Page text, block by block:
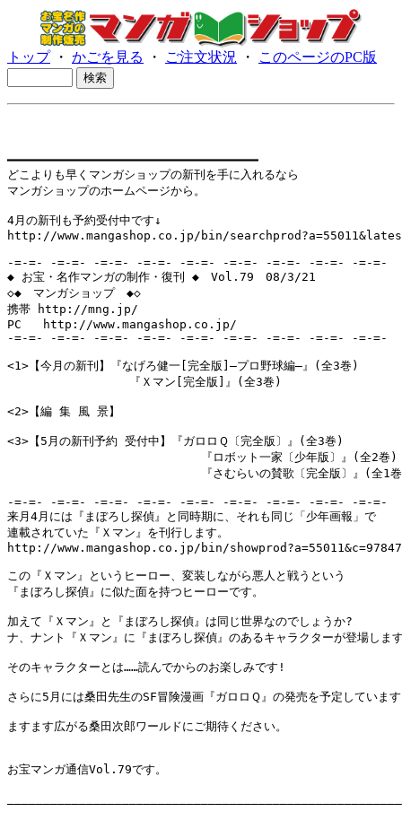
トップ・ かごを見る ・ ご注文状況 ・ このページのPC版
━━━━━━━━━━━━━━━━━━━━━━━━━━━━━━━━━━━
どこよりも早くマンガショップの新刊を手に入れるなら
マンガショップのホームページから。
4月の新刊も予約受付中です↓
http://www.mangashop.co.jp/bin/
-=-=- -=-=- -=-=- -=-=- -=-=- -=-=- -=-=- -=-=- -=-=-
◆ お宝・名作マンガの制作・復刊 ◆　Vol.79　08/3/21
◇◆　マンガショップ　◆◇
携帯 http://mng.jp/
PC   http://www.mangashop.co.jp/
-=-=- -=-=- -=-=- -=-=- -=-=- -=-=- -=-=- -=-=- -=-=-
<1>【今月の新刊】『なげろ健一[完全版]―プロ野球編―』(全3巻)
                 『Ｘマン[完全版]』(全3巻)
<2>【編 集 風 景】
<3>【5月の新刊予約 受付中】『ガロロＱ〔完全版〕』(全3巻)
                           『ロボット一家〔少年版〕』(全2巻)
『さむらいの賛歌〔完全版〕』(全1
-=-=- -=-=- -=-=- -=-=- -=-=- -=-=- -=-=- -=-=- -=-=-
来月4月には『まぼろし探偵』と同時期に、それも同じ「少年画報」で
連載されていた『Ｘマン』を刊行します。
http://www.mangashop.co.jp/bin/
この『Ｘマン』というヒーロー、変装しながら悪人と戦うという
『まぼろし探偵』に似た面を持つヒーローです。
加えて『Ｘマン』と『まぼろし探偵』は同じ世界なのでしょうか?
ナ、ナント『Ｘマン』に『まぼろし探偵』のあるキャラクターが登場しま
そのキャラクターとは……読んでからのお楽しみです!
さらに5月には桑田先生のSF冒険漫画『ガロロＱ』の発売を予定していま
ますます広がる桑田次郎ワールドにご期待ください。
お宝マンガ通信Vol.79です。